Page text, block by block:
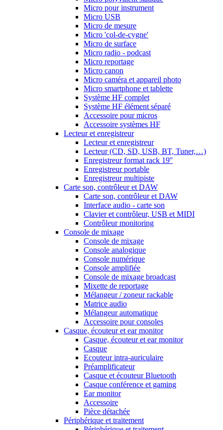
Micro pour instrument
Micro USB
Micro de mesure
Micro 'col-de-cygne'
Micro de surface
Micro radio - podcast
Micro reportage
Micro canon
Micro caméra et appareil photo
Micro smartphone et tablette
Système HF complet
Système HF élément séparé
Accessoire pour micros
Accessoire systèmes HF
Lecteur et enregistreur
Lecteur et enregistreur
Lecteur (CD, SD, USB, BT, Tuner,…)
Enregistreur format rack 19''
Enregistreur portable
Enregistreur multipiste
Carte son, contrôleur et DAW
Carte son, contrôleur et DAW
Interface audio - carte son
Clavier et contrôleur, USB et MIDI
Contrôleur monitoring
Console de mixage
Console de mixage
Console analogique
Console numérique
Console amplifiée
Console de mixage broadcast
Mixette de reportage
Mélangeur / zoneur rackable
Matrice audio
Mélangeur automatique
Accessoire pour consoles
Casque, écouteur et ear monitor
Casque, écouteur et ear monitor
Casque
Ecouteur intra-auriculaire
Préamplificateur
Casque et écouteur Bluetooth
Casque conférence et gaming
Ear monitor
Accessoire
Pièce détachée
Périphérique et traitement